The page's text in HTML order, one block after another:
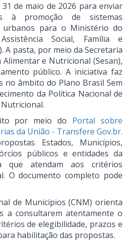
de maio de 2026 para enviar
à promoção de sistemas
urbanos para o Ministério do
Social, Família e
A pasta, por meio da Secretaria
Alimentar e Nutricional (Sesan),
público. A iniciativa faz
no âmbito do Plano Brasil Sem
da Política Nacional de
por meio do Portal sobre
da União - Transfere Gov.br.
Estados, Municípios,
públicos e entidades da
que atendam aos critérios
O documento completo pode
de Municípios (CNM) orienta
a consultarem atentamente o
de elegibilidade, prazos e
habilitação das propostas.